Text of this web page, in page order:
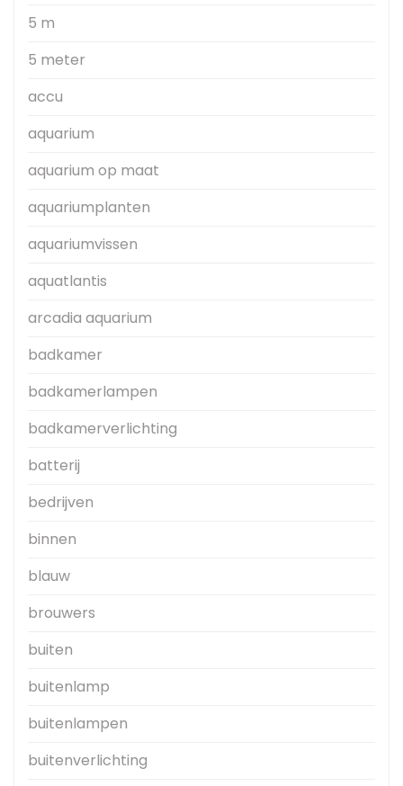
5 m
5 meter
accu
aquarium
aquarium op maat
aquariumplanten
aquariumvissen
aquatlantis
arcadia aquarium
badkamer
badkamerlampen
badkamerverlichting
batterij
bedrijven
binnen
blauw
brouwers
buiten
buitenlamp
buitenlampen
buitenverlichting